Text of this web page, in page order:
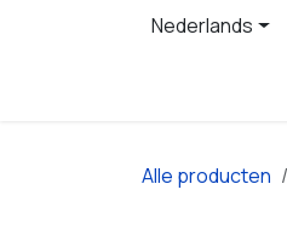
Overslaan naar inhoudNederlands
Alle producten